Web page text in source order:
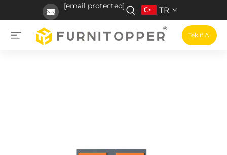
[email protected] TR
Teklif Al